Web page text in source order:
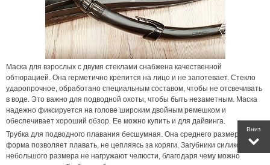
Вниз
Маска для взрослых с двумя стеклами снабжена качественной
обтюрацией. Она герметично крепится на лицо и не запотевает. Стекло
ударопрочное, обработано специальным составом, чтобы не отсвечивать
в воде. Это важно для подводной охоты, чтобы быть незаметным. Маска
надежно фиксируется на голове широким двойным ремешком и
обеспечивает хороший обзор. Ее можно купить и для дайвинга.
Трубка для подводного плавания бесшумная. Она среднего размера, и ее
форма позволяет плавать, не цепляясь за коряги. Загубники силиконовы
небольшого размера не нагружают челюсти, благодаря чему можно